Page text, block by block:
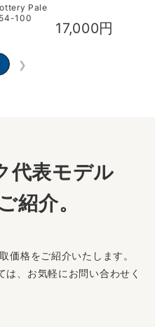
Pale
100
17,000円
❯
代表モデル
紹介。
価格をご紹介いたします。
、お気軽にお問い合わせく